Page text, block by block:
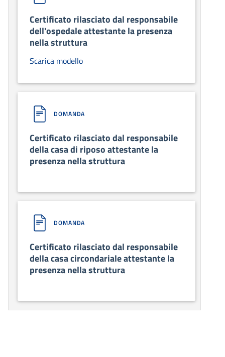
Certificato rilasciato dal responsabile
dell'ospedale attestante la presenza
nella struttura
Scarica modello
DOMANDA
Certificato rilasciato dal responsabile
della casa di riposo attestante la
presenza nella struttura
DOMANDA
Certificato rilasciato dal responsabile
della casa circondariale attestante la
presenza nella struttura